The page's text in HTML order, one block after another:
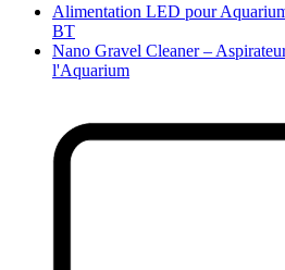
Alimentation LED pour
BT
Nano Gravel Cleaner –
l'Aquarium